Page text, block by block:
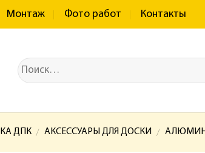
Монтаж Фото работ Контакты
ДПК / АКСЕССУАРЫ ДЛЯ ДОСКИ /